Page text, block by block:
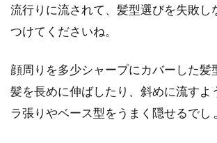
流行りに流されて、髪型選びを失敗し
つけてくださいね。
顔周りを多少シャープにカバーした髪
髪を長めに伸ばしたり、斜めに流すよ
ラ張りやベース型をうまく隠せるでし